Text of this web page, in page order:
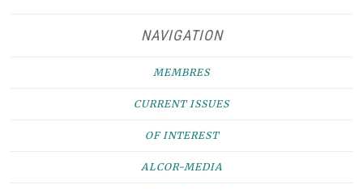
NAVIGATION
MEMBRES
CURRENT ISSUES
OF INTEREST
ALCOR-MEDIA